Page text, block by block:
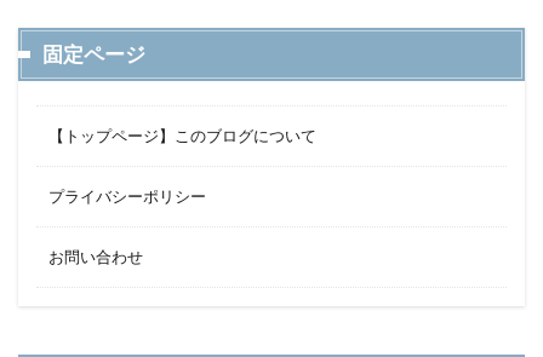
固定ページ
【トップページ】このブログについて
プライバシーポリシー
お問い合わせ